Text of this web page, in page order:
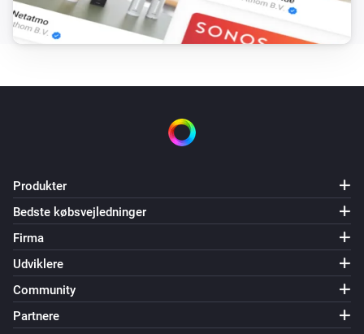
Produkter
Bedste købsvejledninger
Firma
Udviklere
Community
Partnere